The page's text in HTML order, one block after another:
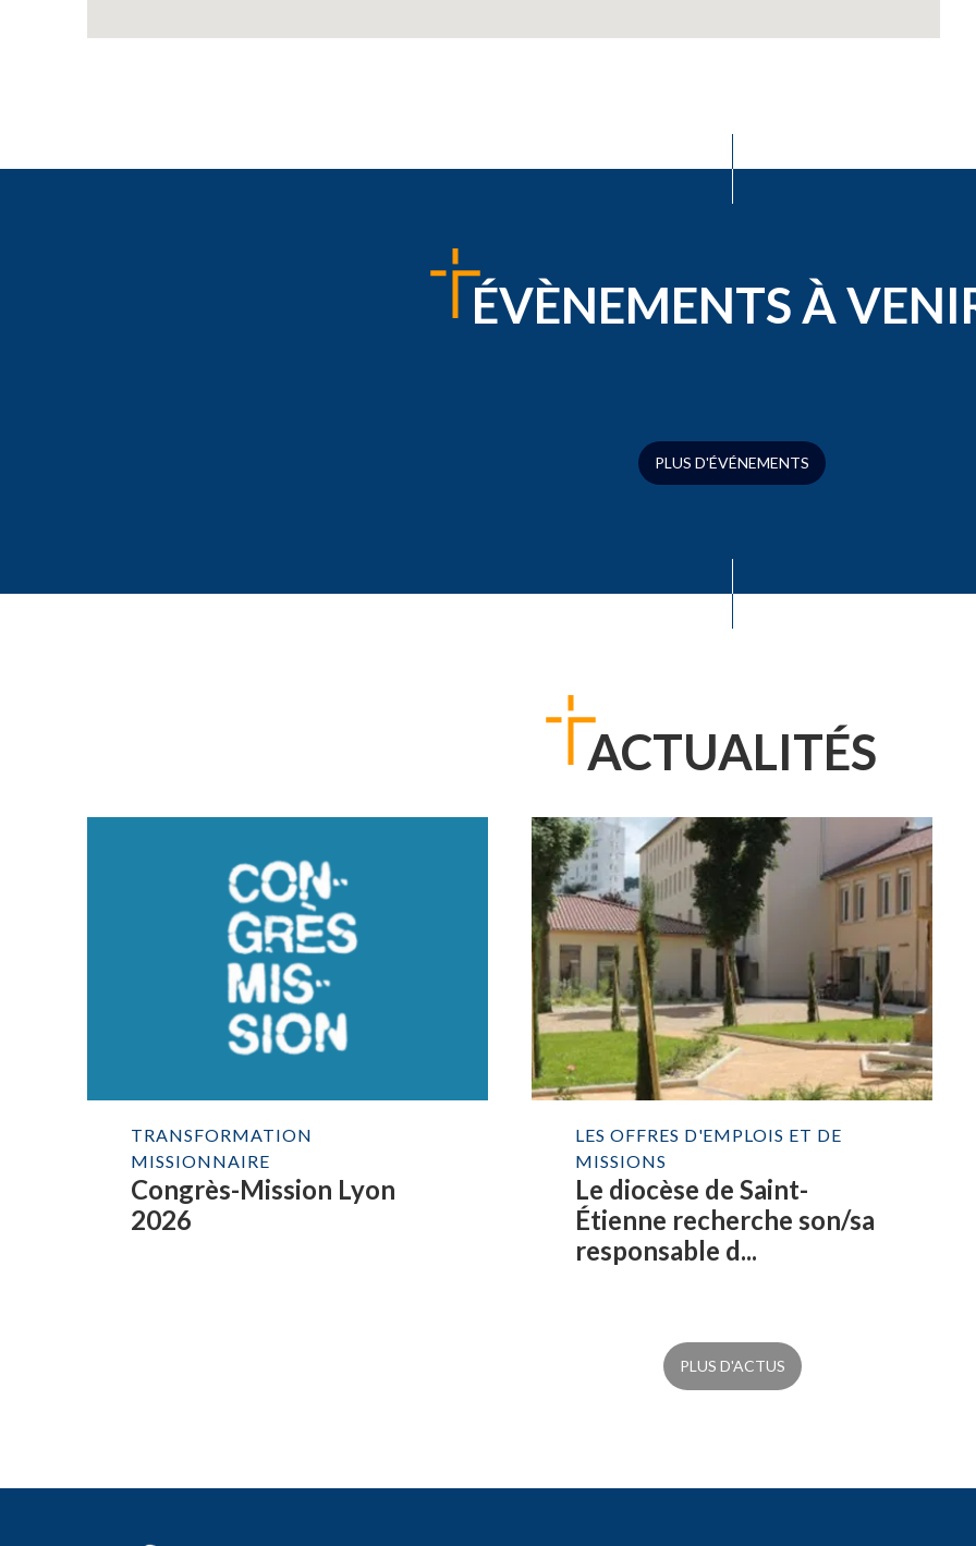
ÉVÈNEMENTS À
PLUS D'ÉVÉNEMENTS
ACTUALITÉS
TRANSFORMATION
MISSIONNAIRE
Congrès-Mission Lyon
2026
LES OFFRES D'EMPLOIS ET DE
MISSIONS
Le diocèse de Saint-
Étienne recherche son/sa
responsable d...
PLUS D'ACTUS